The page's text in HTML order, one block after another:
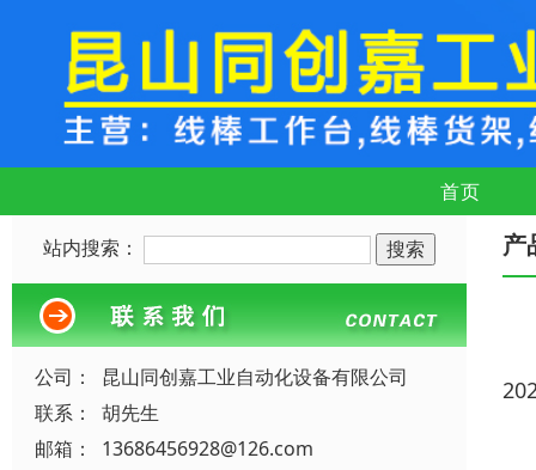
首页
站内搜索：
公司：
昆山同创嘉工业自动化设备有限公司
联系：
胡先生
邮箱：
13686456928@126.com
产